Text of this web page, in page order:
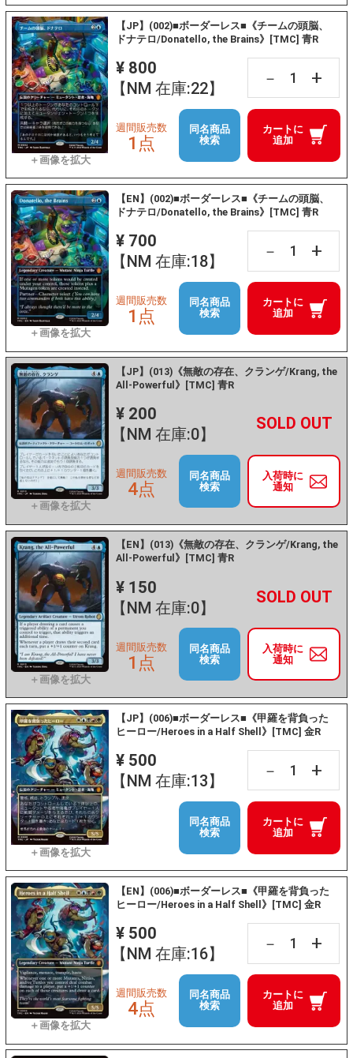
【JP】(002)■ボーダーレス■《チームの頭脳、
ドナテロ/Donatello, the Brains》[TMC] 青R
¥ 800
【NM 在庫:22】
－ +
カートに
追加
週間販売数
1点
同名商品
検索
【EN】(002)■ボーダーレス■《チームの頭脳、
ドナテロ/Donatello, the Brains》[TMC] 青R
¥ 700
【NM 在庫:18】
－ +
カートに
追加
週間販売数
1点
同名商品
検索
【JP】(013)《無敵の存在、クランゲ/Krang, the
All-Powerful》[TMC] 青R
¥ 200
【NM 在庫:0】
－ +
入荷時に
通知
週間販売数
4点
同名商品
検索
【EN】(013)《無敵の存在、クランゲ/Krang, the
All-Powerful》[TMC] 青R
¥ 150
【NM 在庫:0】
－ +
入荷時に
通知
週間販売数
1点
同名商品
検索
【JP】(006)■ボーダーレス■《甲羅を背負った
ヒーロー/Heroes in a Half Shell》[TMC] 金R
¥ 500
【NM 在庫:13】
－ +
カートに
追加
同名商品
検索
【EN】(006)■ボーダーレス■《甲羅を背負った
ヒーロー/Heroes in a Half Shell》[TMC] 金R
¥ 500
【NM 在庫:16】
－ +
カートに
追加
週間販売数
4点
同名商品
検索